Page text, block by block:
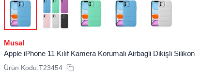
Musal
Apple iPhone 11 Kılıf Kamera Korumalı Airbagli Dikişli Silikon
Ürün Kodu:T23454